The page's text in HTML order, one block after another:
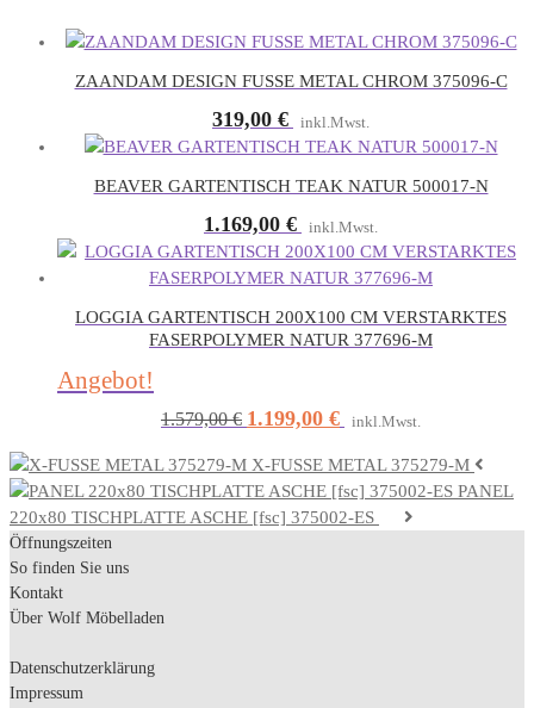
ZAANDAM DESIGN FUSSE METAL CHROM 375096-C
319,00 € inkl.Mwst.
BEAVER GARTENTISCH TEAK NATUR 500017-N
1.169,00 € inkl.Mwst.
LOGGIA GARTENTISCH 200X100 CM VERSTARKTES
FASERPOLYMER NATUR 377696-M
Angebot!
1.579,00€ Ursprünglicher
war:
1.579,00 €
1.199,00 €Aktueller
ist:
1.199,00 €.
inkl.Mwst.
X-FUSSE METAL 375279-M
PANEL
220x80 TISCHPLATTE ASCHE [fsc] 375002-ES
Öffnungszeiten
So finden Sie uns
Kontakt
Über Wolf Möbelladen
Datenschutzerklärung
Impressum